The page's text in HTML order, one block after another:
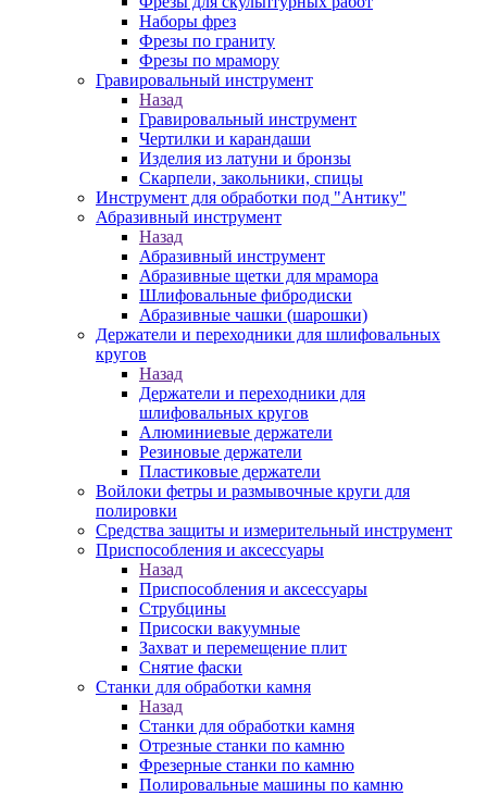
Наборы фрез
Фрезы по граниту
Фрезы по мрамору
Гравировальный инструмент
Назад
Гравировальный инструмент
Чертилки и карандаши
Изделия из латуни и бронзы
Скарпели, закольники, спицы
Инструмент для обработки под "Антику"
Абразивный инструмент
Назад
Абразивный инструмент
Абразивные щетки для мрамора
Шлифовальные фибродиски
Абразивные чашки (шарошки)
Держатели и переходники для шлифовальных
кругов
Назад
Держатели и переходники для
шлифовальных кругов
Алюминиевые держатели
Резиновые держатели
Пластиковые держатели
Войлоки фетры и размывочные круги для
полировки
Средства защиты и измерительный инструмент
Приспособления и аксессуары
Назад
Приспособления и аксессуары
Струбцины
Присоски вакуумные
Захват и перемещение плит
Снятие фаски
Станки для обработки камня
Назад
Станки для обработки камня
Отрезные станки по камню
Фрезерные станки по камню
Полировальные машины по камню